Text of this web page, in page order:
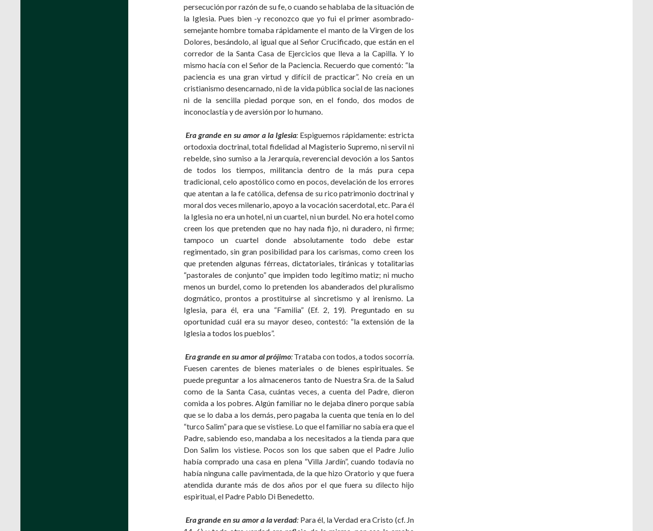
persecución por razón de su fe, o cuando se hablaba de la situación de
la Iglesia. Pues bien -y reconozco que yo fui el primer asombrado-
semejante hombre tomaba rápidamente el manto de la Virgen de los
Dolores, besándolo, al igual que al Señor Crucificado, que están en el
corredor de la Santa Casa de Ejercicios que lleva a la Capilla. Y lo
mismo hacía con el Señor de la Paciencia. Recuerdo que comentó: “la
paciencia es una gran virtud y difícil de practicar”. No creía en un
cristianismo desencarnado, ni de la vida pública social de las naciones
ni de la sencilla piedad porque son, en el fondo, dos modos de
inconoclastía y de aversión por lo humano.
Era grande en su amor a la Iglesia: Espiguemos rápidamente: estricta
ortodoxia doctrinal, total fidelidad al Magisterio Supremo, ni servil ni
rebelde, sino sumiso a la Jerarquía, reverencial devoción a los Santos
de todos los tiempos, militancia dentro de la más pura cepa
tradicional, celo apostólico como en pocos, develación de los errores
que atentan a la fe católica, defensa de su rico patrimonio doctrinal y
moral dos veces milenario, apoyo a la vocación sacerdotal, etc. Para él
la Iglesia no era un hotel, ni un cuartel, ni un burdel. No era hotel como
creen los que pretenden que no hay nada fijo, ni duradero, ni firme;
tampoco un cuartel donde absolutamente todo debe estar
regimentado, sin gran posibilidad para los carismas, como creen los
que pretenden algunas férreas, dictatoriales, tiránicas y totalitarias
“pastorales de conjunto” que impiden todo legítimo matiz; ni mucho
menos un burdel, como lo pretenden los abanderados del pluralismo
dogmático, prontos a prostituirse al sincretismo y al irenismo. La
Iglesia, para él, era una “Familia” (Ef. 2, 19). Preguntado en su
oportunidad cuál era su mayor deseo, contestó: “la extensión de la
Iglesia a todos los pueblos”.
Era grande en su amor al prójimo: Trataba con todos, a todos socorría.
Fuesen carentes de bienes materiales o de bienes espirituales. Se
puede preguntar a los almaceneros tanto de Nuestra Sra. de la Salud
como de la Santa Casa, cuántas veces, a cuenta del Padre, dieron
comida a los pobres. Algún familiar no le dejaba dinero porque sabía
que se lo daba a los demás, pero pagaba la cuenta que tenía en lo del
“turco Salim” para que se vistiese. Lo que el familiar no sabía era que el
Padre, sabiendo eso, mandaba a los necesitados a la tienda para que
Don Salim los vistiese. Pocos son los que saben que el Padre Julio
había comprado una casa en plena “Villa Jardín”, cuando todavía no
había ninguna calle pavimentada, de la que hizo Oratorio y que fuera
atendida durante más de dos años por el que fuera su dilecto hijo
espiritual, el Padre Pablo Di Benedetto.
Era grande en su amor a la verdad: Para él, la Verdad era Cristo (cf. Jn